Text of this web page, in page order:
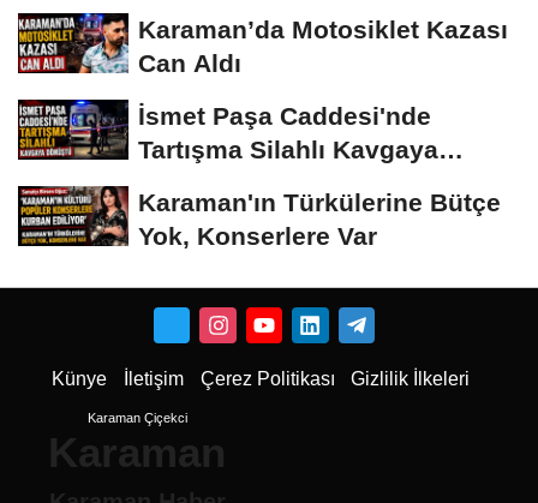
Karaman’da Motosiklet Kazası
Can Aldı
İsmet Paşa Caddesi'nde
Tartışma Silahlı Kavgaya
Karaman'ın Türkülerine Bütçe
Yok, Konserlere Var
Künye İletişim Çerez Politikası Gizlilik İlkeleri
Karaman Çiçekci
Karaman